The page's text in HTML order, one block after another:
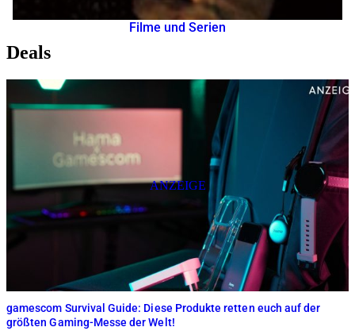
Filme und Serien
Deals
ANZEIGE
gamescom Survival Guide: Diese Produkte retten euch auf der
größten Gaming-Messe der Welt!